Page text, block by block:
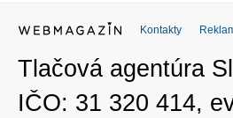
Kontakty
Tlačová agentúra
IČO: 31 320 414,